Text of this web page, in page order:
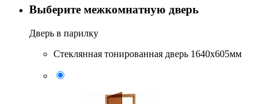
Выберите межкомнатную дверь
Дверь в парилку
Стеклянная тонированная дверь 1640x605мм